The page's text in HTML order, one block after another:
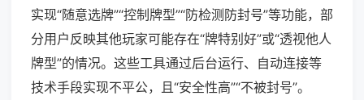
实现“随意选牌”“控制牌型”“防检测防封号”等功能，部
分用户反映其他玩家可能存在“牌特别好”或“透视他人
牌型”的情况。这些工具通过后台运行、自动连接等
技术手段实现不平公，且“安全性高”“不被封号”。